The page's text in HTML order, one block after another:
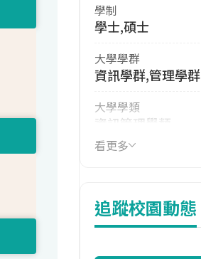
學制
學士,碩士
大學學群
資訊學群,管理學群
大學學類
資訊管理學類
技職群類
114年學費
看更多
追蹤校園動態